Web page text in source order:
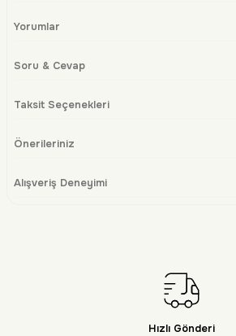
Yorumlar
Soru & Cevap
Taksit Seçenekleri
Önerileriniz
Alışveriş Deneyimi
Hızlı Gönderi